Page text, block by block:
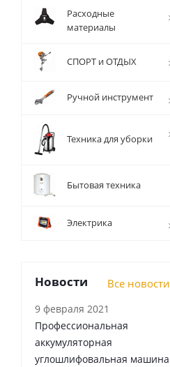
Расходные
материалы
СПОРТ и ОТДЫХ
Ручной инструмент
Техника для уборки
Бытовая техника
Электрика
Новости Все новости
9 февраля 2021
Профессиональная
аккумуляторная
углошлифовальная машина